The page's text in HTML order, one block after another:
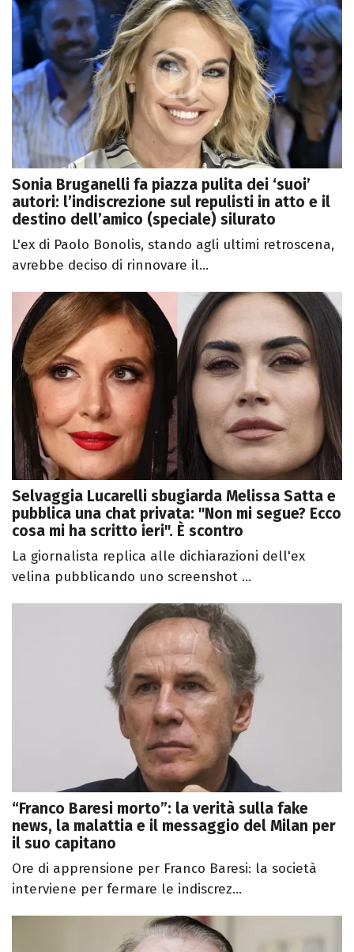
Sonia Bruganelli fa piazza pulita dei ‘suoi’
autori: l’indiscrezione sul repulisti in atto e il
destino dell’amico (speciale) silurato
L'ex di Paolo Bonolis, stando agli ultimi retroscena,
avrebbe deciso di rinnovare il...
Selvaggia Lucarelli sbugiarda Melissa Satta e
pubblica una chat privata: "Non mi segue? Ecco
cosa mi ha scritto ieri". È scontro
La giornalista replica alle dichiarazioni dell'ex
velina pubblicando uno screenshot ...
“Franco Baresi morto”: la verità sulla fake
news, la malattia e il messaggio del Milan per
il suo capitano
Ore di apprensione per Franco Baresi: la società
interviene per fermare le indiscrez...